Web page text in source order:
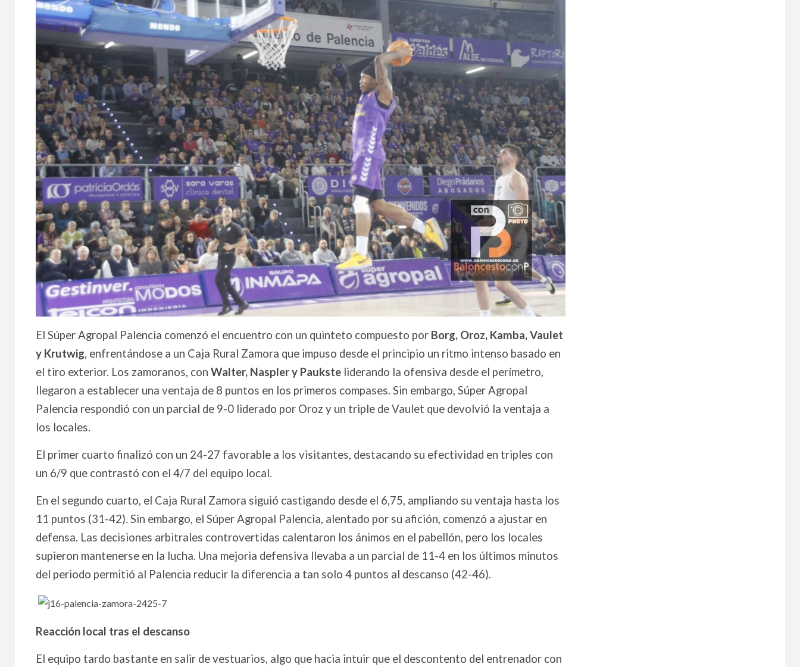
El Súper Agropal Palencia comenzó el encuentro con un quinteto compuesto por Borg, Oroz, Kamba, Vaulet
y Krutwig, enfrentándose a un Caja Rural Zamora que impuso desde el principio un ritmo intenso basado en
el tiro exterior. Los zamoranos, con Walter, Naspler y Paukste liderando la ofensiva desde el perímetro,
llegaron a establecer una ventaja de 8 puntos en los primeros compases. Sin embargo, Súper Agropal
Palencia respondió con un parcial de 9-0 liderado por Oroz y un triple de Vaulet que devolvió la ventaja a
los locales.
El primer cuarto finalizó con un 24-27 favorable a los visitantes, destacando su efectividad en triples con
un 6/9 que contrastó con el 4/7 del equipo local.
En el segundo cuarto, el Caja Rural Zamora siguió castigando desde el 6,75, ampliando su ventaja hasta los
11 puntos (31-42). Sin embargo, el Súper Agropal Palencia, alentado por su afición, comenzó a ajustar en
defensa. Las decisiones arbitrales controvertidas calentaron los ánimos en el pabellón, pero los locales
supieron mantenerse en la lucha. Una mejoria defensiva llevaba a un parcial de 11-4 en los últimos minutos
del periodo permitió al Palencia reducir la diferencia a tan solo 4 puntos al descanso (42-46).
Reacción local tras el descanso
El equipo tardo bastante en salir de vestuarios, algo que hacia intuir que el descontento del entrenador con